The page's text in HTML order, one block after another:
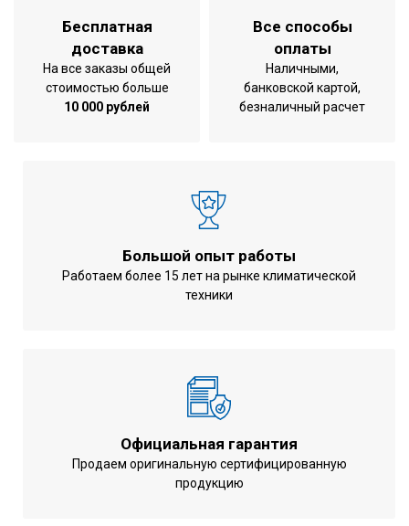
Эффективность теплообмена по
78 %
Эффективность теплообмена при
охлаждении
66 %
Тип теплообменника
пластинчатый
Напряжение
220-240 В
Бесплатная
доставка
На все заказы общей
стоимостью больше
10 000 рублей
Все способы
оплаты
Наличными,
банковской картой,
безналичный расчет
Большой опыт работы
Работаем более 15 лет на рынке климатической
техники
Официальная гарантия
Продаем оригинальную сертифицированную
продукцию